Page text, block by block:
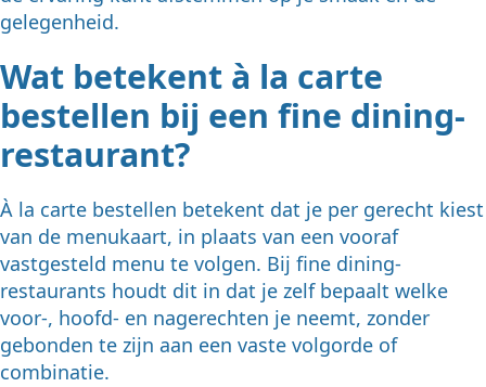
gelegenheid.
Wat betekent à la carte
bestellen bij een fine dining-
restaurant?
À la carte bestellen betekent dat je per gerecht kiest
van de menukaart, in plaats van een vooraf
vastgesteld menu te volgen. Bij fine dining-
restaurants houdt dit in dat je zelf bepaalt welke
voor-, hoofd- en nagerechten je neemt, zonder
gebonden te zijn aan een vaste volgorde of
combinatie.